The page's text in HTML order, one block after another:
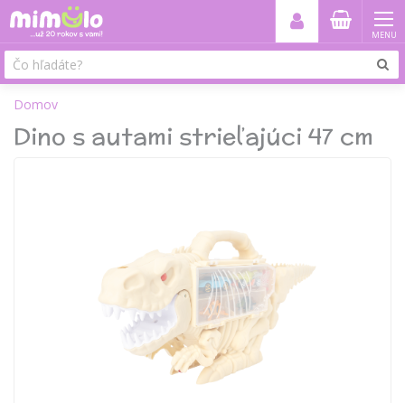
MENU
Domov
Dino s autami strieľajúci 47 cm